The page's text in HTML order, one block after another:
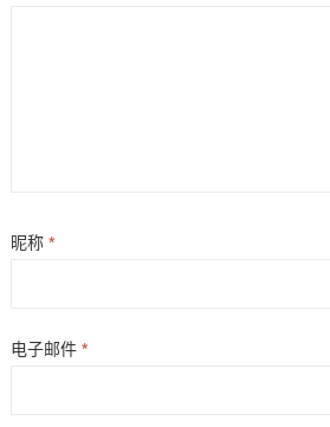
昵称 *
电子邮件 *